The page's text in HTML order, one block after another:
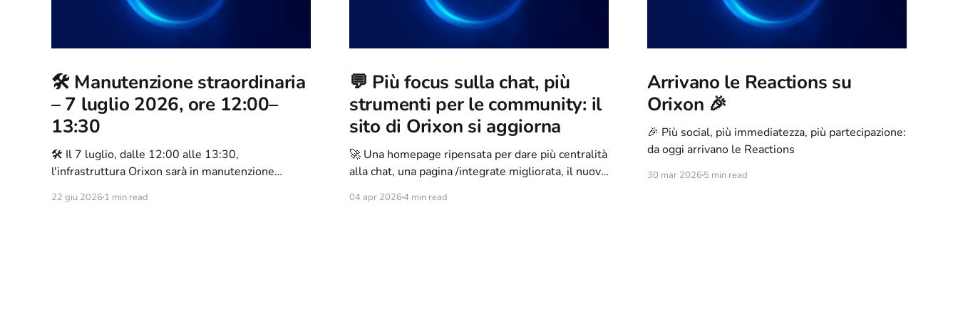
🛠️ Manutenzione straordinaria
– 7 luglio 2026, ore 12:00–
13:30
🛠️ Il 7 luglio, dalle 12:00 alle 13:30,
l'infrastruttura Orixon sarà in manutenzione
webchat resterà raggiungibile. Ecco tutto quello
22 giu 2026 1 min read
💬 Più focus sulla chat, più
strumenti per le community: il
sito di Orixon si aggiorna
🚀 Una homepage ripensata per dare più centralità
alla chat, una pagina /integrate migliorata, il nuovo
ecco tutte le novità del nuovo aggiornamento web
04 apr 20264 min read
Arrivano le Reactions su
Orixon 🎉
🎉 Più social, più immediatezza, più partecipazione:
da oggi arrivano le Reactions
30 mar 20265 min read